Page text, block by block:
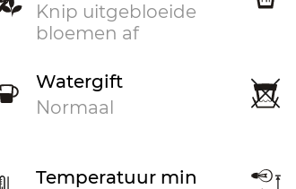
Knip uitgebloeide
bloemen af
Watergift
Normaal
Temperatuur min